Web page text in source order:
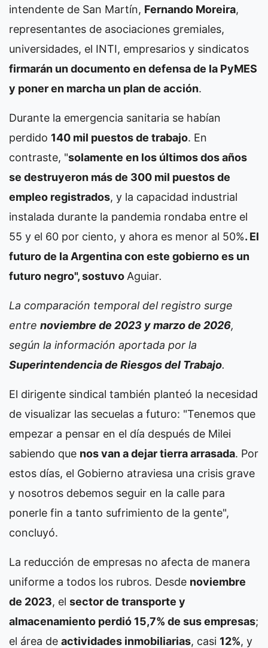
intendente de San Martín, Fernando Moreira,
representantes de asociaciones gremiales,
universidades, el INTI, empresarios y sindicatos
firmarán un documento en defensa de la PyMES
y poner en marcha un plan de acción.
Durante la emergencia sanitaria se habían
perdido 140 mil puestos de trabajo. En
contraste, "solamente en los últimos dos años
se destruyeron más de 300 mil puestos de
empleo registrados, y la capacidad industrial
instalada durante la pandemia rondaba entre el
55 y el 60 por ciento, y ahora es menor al 50%. El
futuro de la Argentina con este gobierno es un
futuro negro", sostuvo Aguiar.
La comparación temporal del registro surge
entre noviembre de 2023 y marzo de 2026,
según la información aportada por la
Superintendencia de Riesgos del Trabajo.
El dirigente sindical también planteó la necesidad
de visualizar las secuelas a futuro: "Tenemos que
empezar a pensar en el día después de Milei
sabiendo que nos van a dejar tierra arrasada. Por
estos días, el Gobierno atraviesa una crisis grave
y nosotros debemos seguir en la calle para
ponerle fin a tanto sufrimiento de la gente",
concluyó.
La reducción de empresas no afecta de manera
uniforme a todos los rubros. Desde noviembre
de 2023, el sector de transporte y
almacenamiento perdió 15,7% de sus empresas;
el área de actividades inmobiliarias, casi 12%, y